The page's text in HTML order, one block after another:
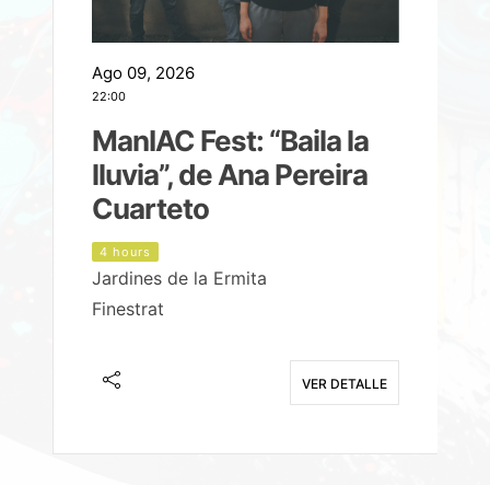
Ago 09, 2026
22:00
ManIAC Fest: “Baila la
lluvia”, de Ana Pereira
Cuarteto
4 hours
Jardines de la Ermita
Finestrat
VER DETALLE